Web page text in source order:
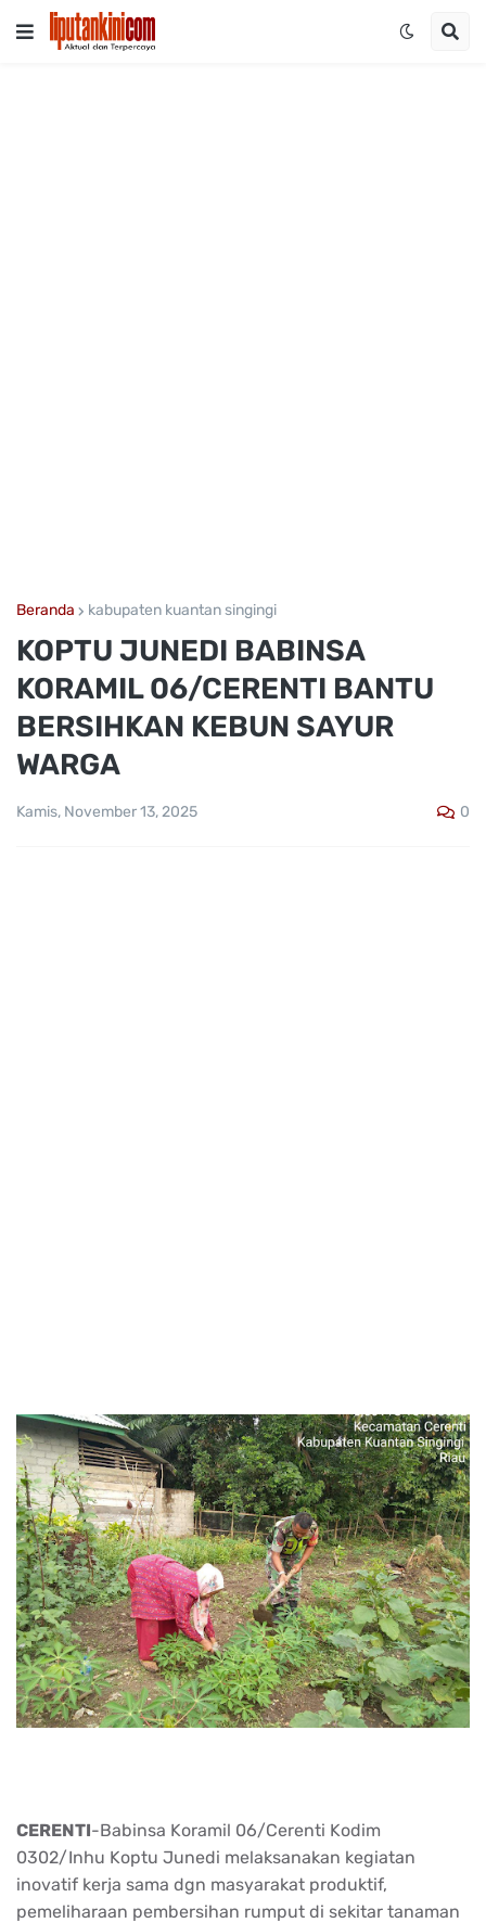
Beranda kabupaten kuantan singingi
KOPTU JUNEDI BABINSA
KORAMIL 06/CERENTI BANTU
BERSIHKAN KEBUN SAYUR
WARGA
Kamis, November 13, 2025 0
CERENTI-Babinsa Koramil 06/Cerenti Kodim
0302/Inhu Koptu Junedi melaksanakan kegiatan
inovatif kerja sama dgn masyarakat produktif,
pemeliharaan pembersihan rumput di sekitar tanaman